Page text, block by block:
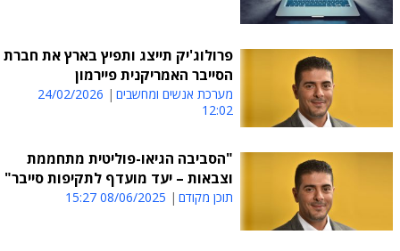
פרולוג'יק תייצג ותפיץ בארץ את חברת
הסייבר האמריקנית פיירמון
מערכת אנשים ומחשבים
24/02/2026
12:02
"הסביבה הגיאו-פוליטית מתחממת
וצבאות – יעד מועדף לתקיפות סייבר"
תוכן מקודם 08/06/2025 15:27